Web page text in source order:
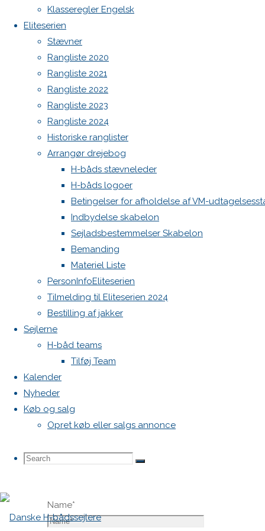
Klasseregler Engelsk
Eliteserien
Stævner
Rangliste 2020
Rangliste 2021
Rangliste 2022
Rangliste 2023
Rangliste 2024
Historiske ranglister
Arrangør drejebog
H-båds stævneleder
H-båds logoer
Betingelser for afholdelse af VM-
Indbydelse skabelon
Sejladsbestemmelser Skabelon
Bemanding
Materiel Liste
PersonInfoEliteserien
Tilmelding til Eliteserien 2024
Bestilling af jakker
Sejlerne
H-båd teams
Tilføj Team
Kalender
Nyheder
Køb og salg
Opret køb eller salgs annonce
Search
Search
Search
Previous
image
Next
image
Skriv
et
svar
Din e-
mailadresse
vil ikke
blive
publiceret.
Krævede
felter er
markeret
med
Comment
Name*
Botnia 1987 DEN 613
Indlægsfeed
Kommentarfeed
Back
to
Top
Danske H-bådssejlere
ligaen
©Danske H-bådssejlere